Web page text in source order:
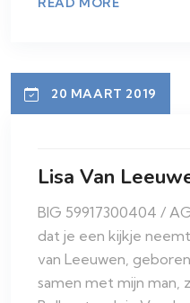
20 MAART 2019
Lisa Van
BIG 59917300404 /
dat je een kijkje
van Leeuwen,
samen met mijn man,